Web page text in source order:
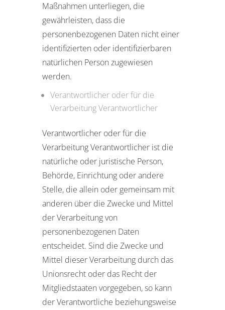
Maßnahmen unterliegen, die
gewährleisten, dass die
personenbezogenen Daten nicht einer
identifizierten oder identifizierbaren
natürlichen Person zugewiesen
werden.
Verantwortlicher oder für die
Verarbeitung Verantwortlicher
Verantwortlicher oder für die
Verarbeitung Verantwortlicher ist die
natürliche oder juristische Person,
Behörde, Einrichtung oder andere
Stelle, die allein oder gemeinsam mit
anderen über die Zwecke und Mittel
der Verarbeitung von
personenbezogenen Daten
entscheidet. Sind die Zwecke und
Mittel dieser Verarbeitung durch das
Unionsrecht oder das Recht der
Mitgliedstaaten vorgegeben, so kann
der Verantwortliche beziehungsweise